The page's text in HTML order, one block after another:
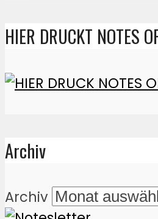
HIER DRUCKT NOTES
Archiv
Archiv